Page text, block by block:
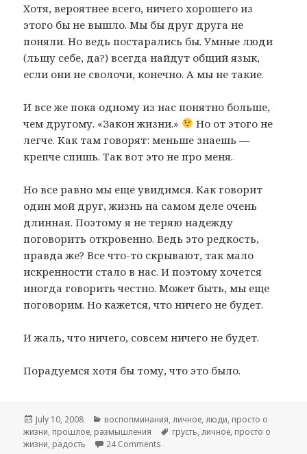
Хотя, вероятнее всего, ничего хорошего из
этого бы не вышло. Мы бы друг друга не
поняли. Но ведь постарались бы. Умные люди
(льщу себе, да?) всегда найдут общий язык,
если они не сволочи, конечно. А мы не такие.
И все же пока одному из нас понятно больше,
чем другому. «Закон жизни.»
Но от этого не
легче. Как там говорят: меньше знаешь —
крепче спишь. Так вот это не про меня.
Но все равно мы еще увидимся. Как говорит
один мой друг, жизнь на самом деле очень
длинная. Поэтому я не теряю надежду
поговорить откровенно. Ведь это редкость,
правда же? Все что-то скрывают, так мало
искренности стало в нас. И поэтому хочется
иногда говорить честно. Может быть, мы еще
поговорим. Но кажется, что ничего не будет.
И жаль, что ничего, совсем ничего не будет.
Порадуемся хотя бы тому, что это было.
Posted
on
July 10, 2008 Categories
воспопминания,личное,люди, просто о
жизни, прошлое, размышления Tags
грусть,личное, просто о
жизни, радость 24 Comments